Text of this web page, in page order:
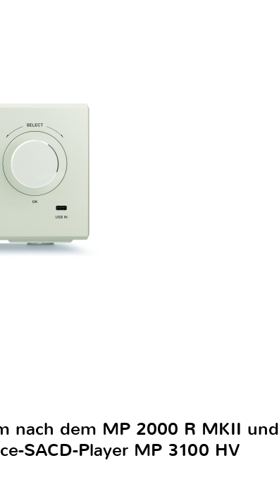
nach dem MP 2000 R MKII und
SACD-Player MP 3100 HV